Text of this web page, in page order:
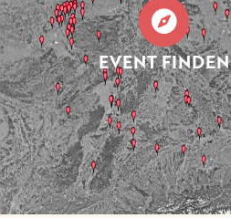
EVENT FINDEN